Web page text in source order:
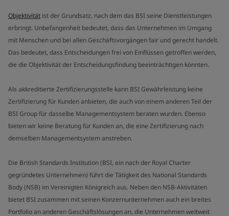
Objektivität ist der Grundsatz, nach dem das BSI seine Dienstleistungen
erbringt. Unbefangenheit bedeutet, dass das Unternehmen im Umgang
mit Menschen und bei allen Geschäftsvorgängen fair und gerecht handelt.
Das bedeutet, dass Entscheidungen frei von Einflüssen getroffen werden,
die die Objektivität der Entscheidungsfindung beeinträchtigen könnten.
Als akkreditierte Zertifizierungsstelle kann BSI Gewährleistung keine
Zertifizierung für Kunden anbieten, die auch von einem anderen Teil der
BSI Group für dasselbe Managementsystem beraten wurden. Ebenso
bieten wir keine Beratung für Kunden an, die eine Zertifizierung nach
demselben Managementsystem anstreben.
Die British Standards Institution (BSI, ein nach der Royal Charter
gegründetes Unternehmen) führt die Tätigkeit des National Standards
Body (NSB) im Vereinigten Königreich aus. Neben den NSB-Aktivitäten
bietet BSI zusammen mit seinen Konzernunternehmen auch ein breites
Portfolio an anderen Geschäftslösungen an, die Unternehmen weltweit